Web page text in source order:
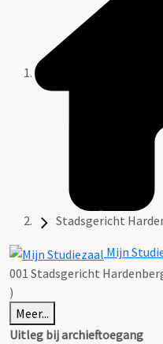
Stadsgericht
Mijn
001 Stadsgericht
)
Meer...
Uitleg bij archieftoegang